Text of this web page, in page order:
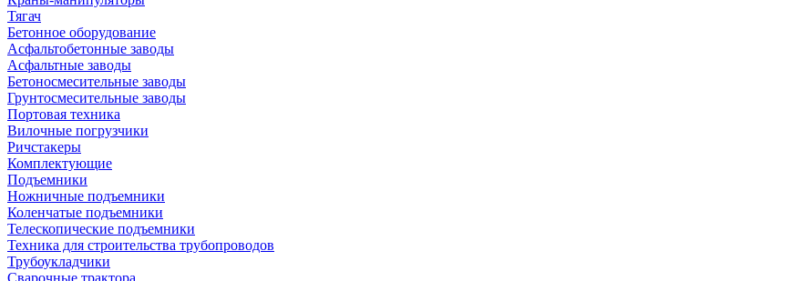
Тягач
Бетонное оборудование
Асфальтобетонные заводы
Асфальтные заводы
Бетоносмесительные заводы
Грунтосмесительные заводы
Портовая техника
Вилочные погрузчики
Ричстакеры
Комплектующие
Подъемники
Ножничные подъемники
Коленчатые подъемники
Телескопические подъемники
Техника для строительства трубопроводов
Трубоукладчики
Сварочные трактора